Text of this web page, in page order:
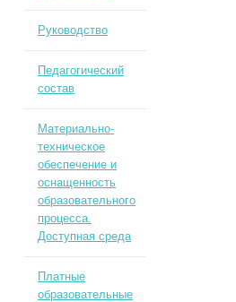
Руководство
Педагогический
состав
Материально-
техническое
обеспечение и
оснащенность
образовательного
процесса.
Доступная среда
Платные
образовательные